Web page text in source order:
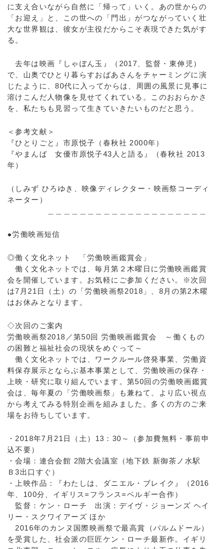
に支え合いながら自然に「帰って」いく。あの世からの
「お迎え」と、この世への「門出」がつながっていく壮
大な世界観は、彼女が主役だからこそ表現できた気がす
る。
去年は映画『しゃぼん玉』（2017、監督・東伸児）
で、山奥でひとり暮らすおばあさんをチャーミングに演
じたように、80代に入ってからは、周囲の風景に見事に
溶けこんだ人物像を見せてくれている。このおおらかさ
を、私たちも見習って生きていきたいものだと思う。
＜参考文献＞
『ひとりごと』市原悦子（春秋社 2000年）
『やまんば 女優市原悦子43人と語る』（春秋社 2013
年）
（しみず ひろゆき、映像ディレクター・映画祭コーディ
ネーター）
●労働映画短信
◎働く文化ネット 「労働映画鑑賞会」
働く文化ネットでは、毎月第２木曜日に労働映画鑑賞
会を開催しています。お気軽にご参加ください。※次回
は7月21日（土）の「労働映画祭2018」、8月の第2木曜
はお休みとなります。
◇次回のご案内
労働映画祭2018／第50回 労働映画鑑賞会 ～働くもの
の困難と福祉社会の現状をめぐって～
働く文化ネットでは、ワークルール啓発事業、労働資
料保存展示とならぶ基本事業として、労働映画の保存・
上映・研究に取り組んでいます。第50回の労働映画鑑賞
会は、毎年夏の「労働映画祭」も兼ねて、より広い視点
から考えてみる特別企画を組みました。多くの方のご来
場をお待ちしています。
・2018年7月21日（土）13：30～（参加費無料・事前申
込不要）
・会場：連合会館 2階大会議室（地下鉄 新御茶ノ水駅
Ｂ3出口すぐ）
・上映作品：『わたしは、ダニエル・ブレイク』（2016
年、100分、イギリス=フランス=ベルギー合作）
監督：ケン・ローチ 出演：デイヴ・ジョーンズ ヘイ
リー・スクワイアーズ ほか
2016年のカンヌ国際映画祭で最高賞（パルムドール）
を受賞した、社会派の巨匠ケン・ローチ最新作。イギリ